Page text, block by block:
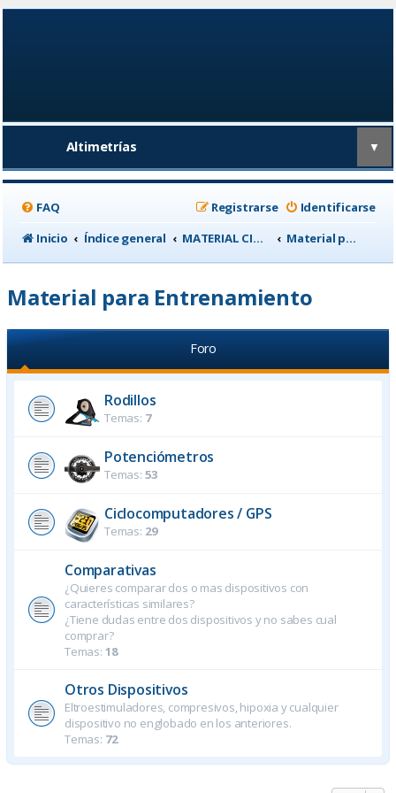
Altimetrías ▼
FAQ Identificarse
Registrarse
Inicio
Índice general MATERIAL CICLISTA Material para Entrenamiento
Material para Entrenamiento
Foro
Rodillos
Temas: 7
Potenciómetros
Temas: 53
Ciclocomputadores / GPS
Temas: 29
Comparativas
¿Quieres comparar dos o mas dispositivos con
características similares?
¿Tiene dudas entre dos dispositivos y no sabes cual
comprar?
Temas: 18
Otros Dispositivos
Eltroestimuladores, compresivos, hipoxia y cualquier
dispositivo no englobado en los anteriores.
Temas: 72